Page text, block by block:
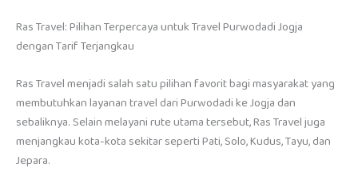
Ras Travel: Pilihan Terpercaya untuk Travel Purwodadi Jogja
dengan Tarif Terjangkau
Ras Travel menjadi salah satu pilihan favorit bagi masyarakat yang
membutuhkan layanan travel dari Purwodadi ke Jogja dan
sebaliknya. Selain melayani rute utama tersebut, Ras Travel juga
menjangkau kota-kota sekitar seperti Pati, Solo, Kudus, Tayu, dan
Jepara.